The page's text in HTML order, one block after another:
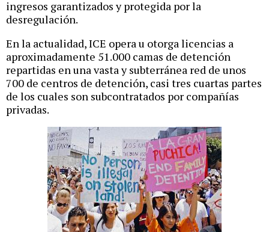
ingresos garantizados y protegida por la
desregulación.
En la actualidad, ICE opera u otorga licencias a
aproximadamente 51.000 camas de detención
repartidas en una vasta y subterránea red de unos
700 de centros de detención, casi tres cuartas partes
de los cuales son subcontratados por compañías
privadas.